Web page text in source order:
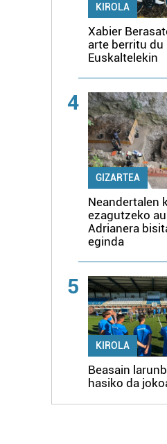
KIROLA
Xabier
arte berritu du
Euskaltelekin
4
GIZARTEA
Neandertalen
ezagutzeko
Adrianera
eginda
5
KIROLA
Beasain
hasiko da